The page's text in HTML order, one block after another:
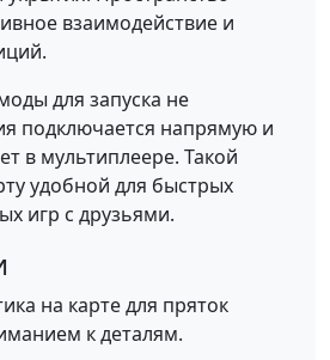
взаимодействие и
для запуска не
подключается напрямую и
в мультиплеере. Такой
удобной для быстрых
игр с друзьями.
на карте для пряток
к деталям.